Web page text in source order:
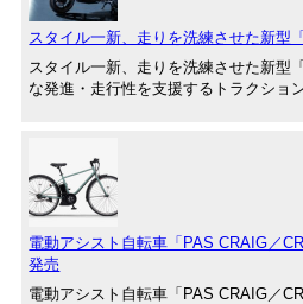
スタイル一新、走りを洗練させた新型
スタイル一新、走りを洗練させた新型
な発進・走行性を支援するトラクショ
電動アシスト自転車「PAS CRAIG／
発売
電動アシスト自転車「PAS CRAIG／